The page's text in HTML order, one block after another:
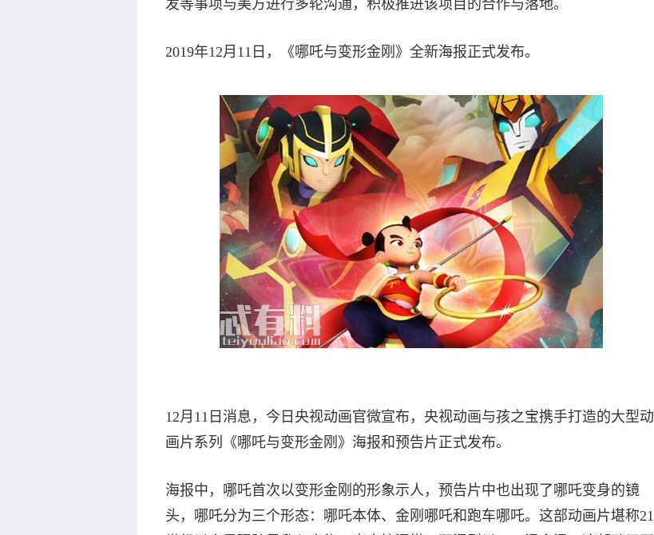
发等事项与美方进行多轮沟通，积极推进该项目的合作与落地。
2019年12月11日，《哪吒与变形金刚》全新海报正式发布。
12月11日消息，今日央视动画官微宣布，央视动画与孩之宝携手打造的大型动
画片系列《哪吒与变形金刚》海报和预告片正式发布。
海报中，哪吒首次以变形金刚的形象示人，预告片中也出现了哪吒变身的镜
头，哪吒分为三个形态：哪吒本体、金刚哪吒和跑车哪吒。这部动画片堪称21